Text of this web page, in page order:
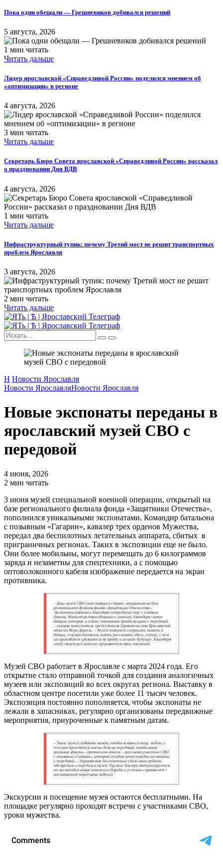
Пока одни обещали — Грешневиков добивался решений
5 августа, 2026
1 мин читать
Читать дальше
Лидер ярославской «Справедливой России» поделился мнением об
«оптимизации» в регионе
4 августа, 2026
3 мин читать
Читать дальше
Секретарь Бюро Совета ярославской «Справедливой России» рассказал
о праздновании Дня ВДВ
4 августа, 2026
1 мин читать
Читать дальше
Инфраструктурный тупик: почему Третий мост не решит транспортных
проблем Ярославля
3 августа, 2026
2 мин читать
Читать дальше
Н Новости Ярославля
Новости ЯрославляНовости Ярославля
Новые экспонаты переданы в
ярославский музей СВО с
передовой
4 июня, 2026
2 мин читать
3 июня музей специальной военной операции, открытый на
базе регионального филиала фонда «Защитники Отечества»,
пополнился уникальными экспонатами. Командир батальона
с позывным «Гагарин», кавалер трех орденов Мужества,
передал два беспилотных летательных аппарата, сбитых в
приграничных регионах. Таких в экспозиции еще не было.
Они более мобильны, могут перемещать до 6 килограммов
заряда и незаметны для спецтехники, а с помощью
оптоволоконного кабеля изображение передается на экран
противника.
– Наш музей СВО стал первым в стране, открытым на базе
регионального филиала фонда «Защитники Отечества».
Экспонаты появились благодаря сотрудничеству с силовым
блоком, Министерством обороны и, конечно, благодаря самим
бойцам, которые и сейчас пополняют фонды вещами с передовой,
– сказала заместитель председателя Правительства Ярославской
области Вера Даргель. – Музей помогает сохранить память о
бойцах, о целом поколении героев, рассказать здесь, в тылу, с кем
им приходится сражаться за правду и за наше будущее. Благодаря
этой связующей нити не прерывается связь поколений.
Музей СВО работает в Ярославле с марта 2024 года. Его
открытие стало отправной точкой для создания аналогичных
музеев или экспозиций во всех округах региона. Выставку в
областном центре посетили уже более 11 тысяч человек.
Экспозиция постоянно пополняется, чтобы экспонаты не
лежали в запасниках, регулярно организованы передвижные
мероприятия, приуроченные к памятным датам.
– Такие музеи создавать важно, чтобы земляки в тылу видели, с
чем нам приходится иметь дело на передовой, чтобы знали
реальные факты – против кого воюем, – рассказал участник СВО
с позывным «Гагарин», который сегодня лично передал экспонаты
с передовой. – Управляемые беспилотники сбили наши ребята,
обезвредили и передали в музей. Оружие быстро модернизируется,
но мы находим новые комплексы борьбы и успешно справляемся с
поставленной перед нами задачей.
Экскурсии и посещение музея остаются бесплатными. На
площадке регулярно проходят встречи с участниками СВО,
уроки мужества.